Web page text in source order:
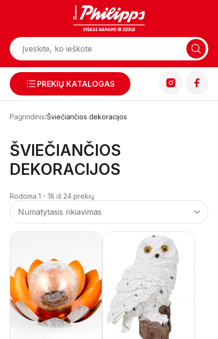
PREKIŲ KATALOGAS
Pagrindinis Šviečiančios dekoracijos
ŠVIEČIANČIOS
DEKORACIJOS
Rodoma 1 - 18 iš 24 prekių